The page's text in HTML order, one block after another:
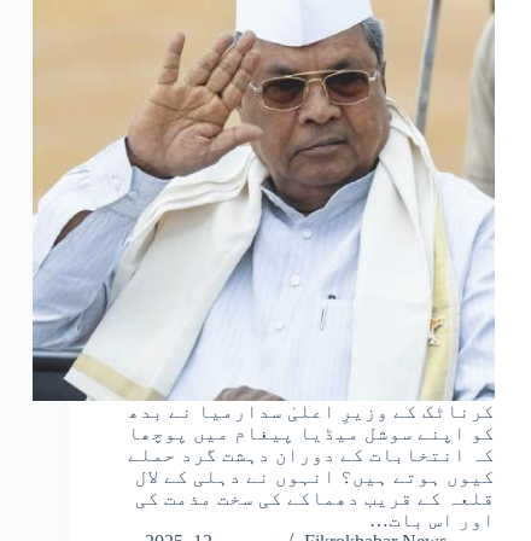
کرناٹک کے وزیرِ اعلیٰ سدارمیا نے بدھ
کو اپنے سوشل میڈیا پیغام میں پوچھا
کہ انتخابات کے دوران دہشت گرد حملے
کیوں ہوتے ہیں؟ انہوں نے دہلی کے لال
قلعہ کے قریب دھماکے کی سخت مذمت کی
اور اس بات…